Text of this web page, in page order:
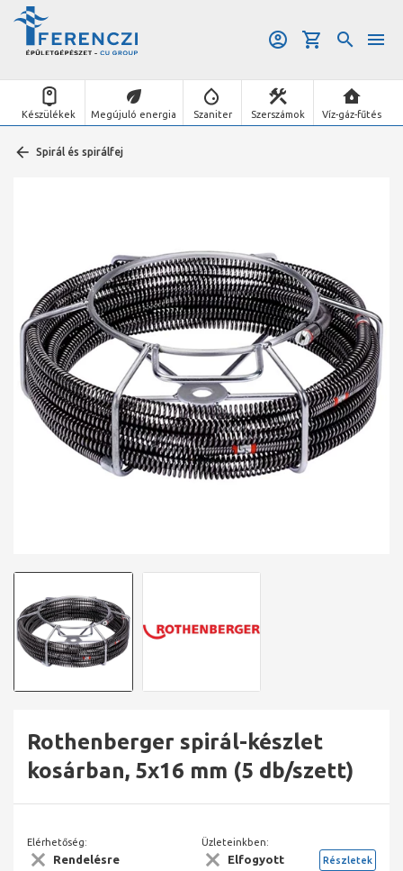
Készülékek Megújuló energia Szaniter Szerszámok Víz-gáz-fűtés
Spirál és spirálfej
Rothenberger spirál-készlet
kosárban, 5x16 mm (5 db/szett)
Elérhetőség:
Rendelésre
Üzleteinkben:
Elfogyott Részletek